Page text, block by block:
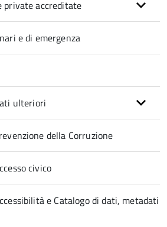
accreditate
e di emergenza
ulteriori
della Corruzione
civico
e Catalogo di dati, metadati